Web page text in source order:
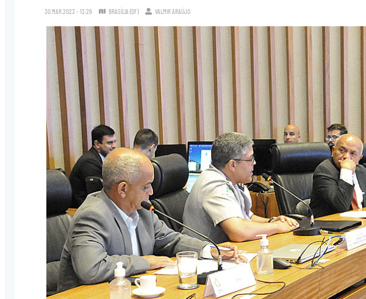
30.MAR.2023 - 13:29 BRASÍLIA (DF) VALMIR ARAÚJO